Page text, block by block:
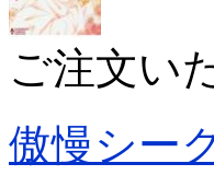
ご注文い
傲慢シー